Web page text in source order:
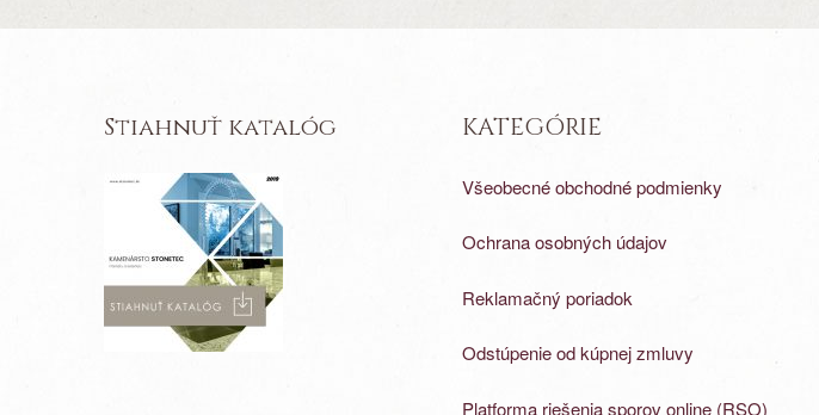
Stiahnuť katalóg KATEGÓRIE
Všeobecné obchodné podmienky
Ochrana osobných údajov
Reklamačný poriadok
Odstúpenie od kúpnej zmluvy
Platforma riešenia sporov online (RSO)